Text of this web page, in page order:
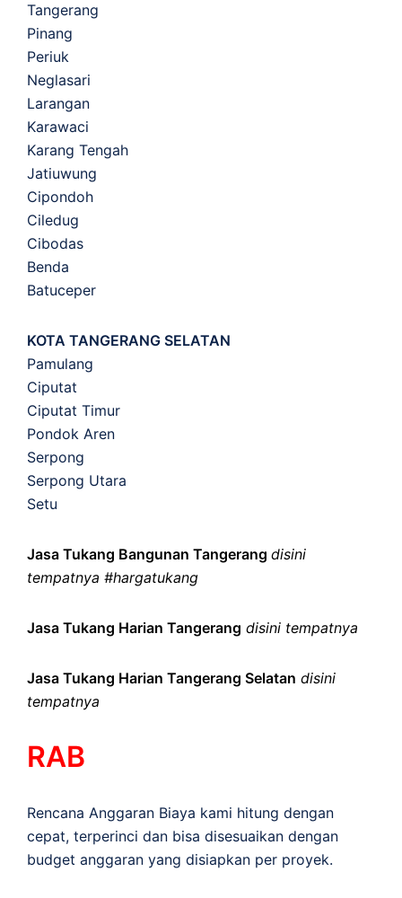
Tangerang
Pinang
Periuk
Neglasari
Larangan
Karawaci
Karang Tengah
Jatiuwung
Cipondoh
Ciledug
Cibodas
Benda
Batuceper
KOTA TANGERANG SELATAN
Pamulang
Ciputat
Ciputat Timur
Pondok Aren
Serpong
Serpong Utara
Setu
Jasa Tukang Bangunan Tangerang disini
tempatnya #hargatukang
Jasa Tukang Harian Tangerang disini tempatnya
Jasa Tukang Harian Tangerang Selatan disini
tempatnya
RAB
Rencana Anggaran Biaya kami hitung dengan
cepat, terperinci dan bisa disesuaikan dengan
budget anggaran yang disiapkan per proyek.